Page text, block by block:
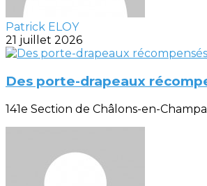
Patrick ELOY
21 juillet 2026
Des porte-drapeaux
141e Section de Châlons-en-